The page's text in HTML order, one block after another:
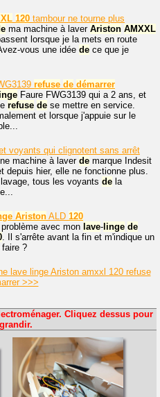
120 tambour ne tourne plus
ma machine à laver Ariston AMXXL
lorsque je la mets en route
vous une idée de ce que je
refuse de démarrer
Faure FWG3139 qui a 2 ans, et
refuse de se mettre en service.
et lorsque j'appuie sur le
voyants qui clignotent sans arrêt
machine à laverde marque Indesit
depuis hier, elle ne fonctionne plus.
lavage, tous les voyants de la
Ariston ALD 120
avec mon lave- linge de
. Il s'arrête avant la fin et m'indique un
?
lave linge Ariston amxxl 120 refuse
>>>
Cliquez dessus pour